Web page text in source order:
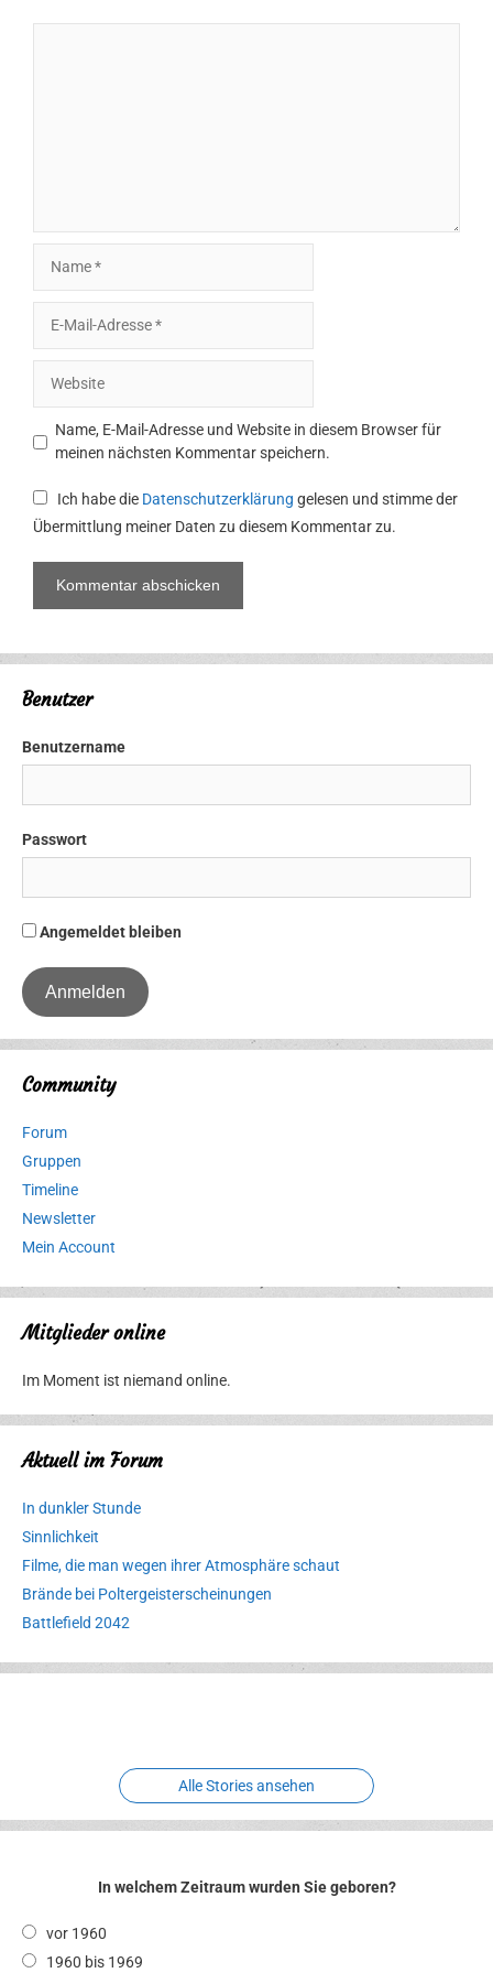
Mail-
Adresse
Name, E-Mail-Adresse und Website in diesem Browser für
meinen nächsten Kommentar speichern.
Ich habe die Datenschutzerklärung gelesen und stimme der
Übermittlung meiner Daten zu diesem Kommentar zu.
Benutzer
Benutzername
Passwort
Angemeldet bleiben
Community
Forum
Gruppen
Timeline
Newsletter
Mein Account
Mitglieder online
Im Moment ist niemand online.
Aktuell im Forum
In dunkler Stunde
Sinnlichkeit
Filme, die man wegen ihrer Atmosphäre schaut
Brände bei Poltergeisterscheinungen
Battlefield 2042
Erlebnispark
Verbotene
Alle Stories ansehen
In welchem Zeitraum wurden Sie geboren?
vor 1960
1960 bis 1969